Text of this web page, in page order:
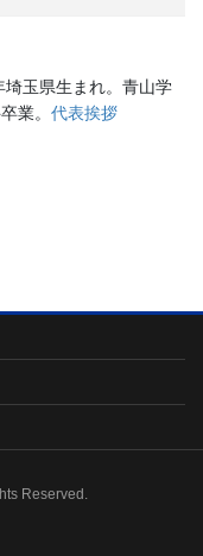
玉県生まれ。青山学
業。 代表挨拶
Reserved.